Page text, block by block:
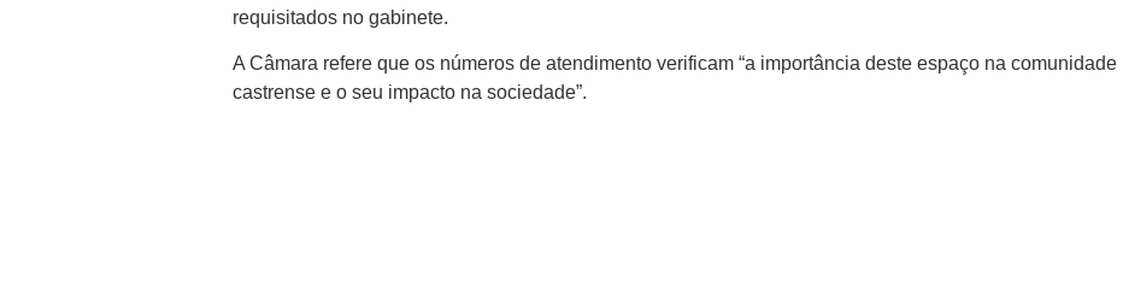
requisitados no gabinete.
A Câmara refere que os números de atendimento verificam “a importância deste espaço na comunidade
castrense e o seu impacto na sociedade”.